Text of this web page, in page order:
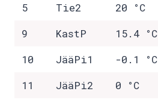
5
Tie2
20 °C
9
KastP
15.4 °C
10
JääPi1
-0.1 °C
11
JääPi2
0 °C